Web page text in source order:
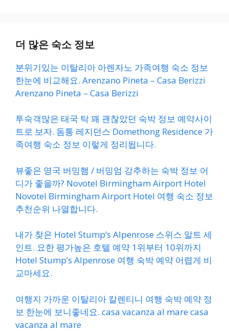
더 많은 숙소 정보
분위기있는 이탈리아 아렌자노 가족여행 숙소 정보
한눈에 비교해요. Arenzano Pineta – Casa Berizzi
Arenzano Pineta – Casa Berizzi
투숙객많은 태국 탁 꽤 괜찮았던 숙박 정보 예약사이
트로 보자. 돔통 레지던스 Domethong Residence 가
족여행 숙소 정보 이렇게 정리됩니다.
뷰좋은 영국 버밍햄 / 버밍엄 강추하는 숙박 정보 어
디가 좋을까? Novotel Birmingham Airport Hotel
Novotel Birmingham Airport Hotel 여행 숙소 정보
추천순위 나열합니다.
내가 찾은 Hotel Stump’s Alpenrose 스위스 알트 세
인트. 요한 평가높은 호텔 예약 1위부터 10위까지
Hotel Stump’s Alpenrose 여행 숙박 예약 어렵게 비
교마세요.
여행지 가까운 이탈리아 칼렌티니 여행 숙박 예약 정
보 한눈에 보니좋네요. casa vacanza al mare casa
vacanza al mare